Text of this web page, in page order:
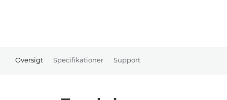
Oversigt Specifikationer Support